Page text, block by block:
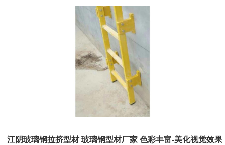
江阴玻璃钢拉挤型材 玻璃钢型材厂家 色彩丰富-美化视觉效果